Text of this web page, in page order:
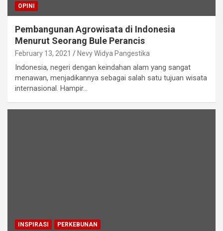
OPINI
Pembangunan Agrowisata di Indonesia
Menurut Seorang Bule Perancis
February 13, 2021 Nevy Widya Pangestika
Indonesia, negeri dengan keindahan alam yang sangat
menawan, menjadikannya sebagai salah satu tujuan wisata
internasional. Hampir…
INSPIRASI PERKEBUNAN